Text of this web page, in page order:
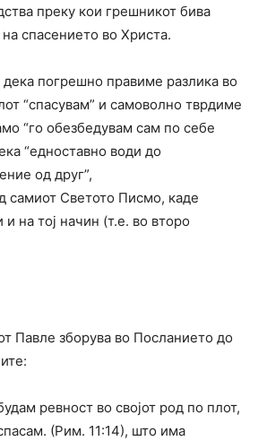
преку кои грешникот бива
спасението во Христа.
погрешно правиме разлика во
“спасувам” и самоволно тврдиме
“го обезбедувам сам по себе
“едноставно води до
од друг”,
самиот Светото Писмо, каде
и на тој начин (т.е. во второ
Павле зборува во Посланието до
ревност во својот род по плот,
(Рим. 11:14), што има